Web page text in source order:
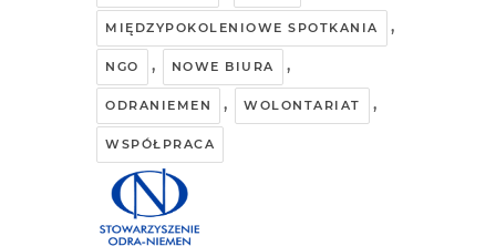
MIĘDZYPOKOLENIOWE SPOTKANIA ,
NGO , NOWE BIURA ,
ODRANIEMEN , WOLONTARIAT ,
WSPÓŁPRACA